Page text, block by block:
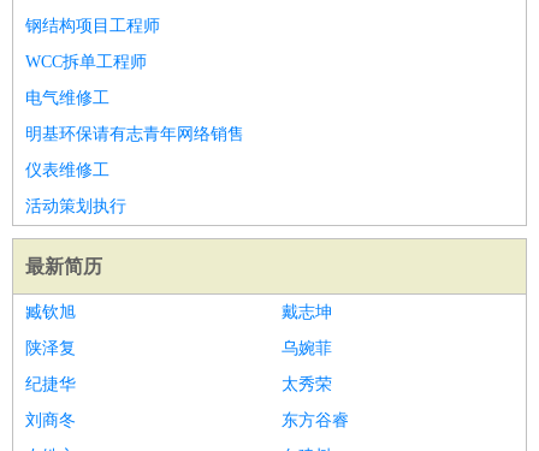
钢结构项目工程师
WCC拆单工程师
电气维修工
明基环保请有志青年网络销售
仪表维修工
活动策划执行
最新简历
臧钦旭
戴志坤
陕泽复
乌婉菲
纪捷华
太秀荣
刘商冬
东方谷睿